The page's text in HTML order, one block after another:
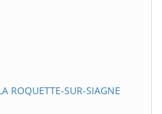
SUR-SIAGNE